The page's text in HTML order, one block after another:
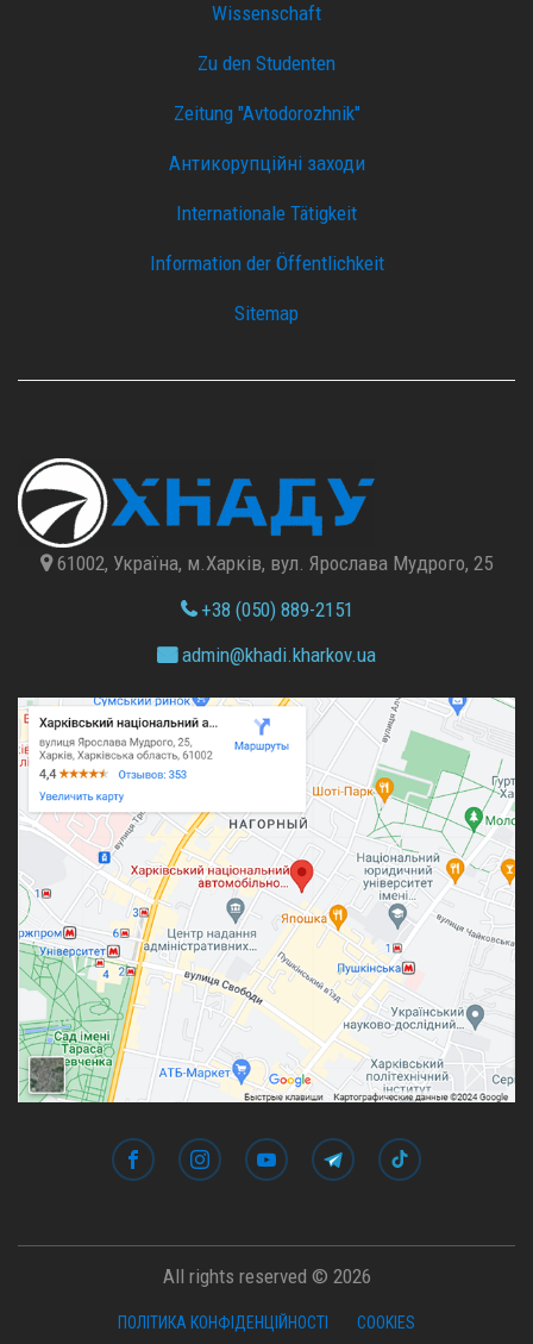
Wissenschaft
Zu den Studenten
Zeitung "Avtodorozhnik"
Антикорупційні заходи
Internationale Tätigkeit
Information der Öffentlichkeit
Sitemap
61002, Україна, м.Харків, вул. Ярослава Мудрого, 25
+38 (050) 889-2151
admin@khadi.kharkov.ua
All rights reserved © 2026
ПОЛІТИКА КОНФІДЕНЦІЙНОСТІ COOKIES